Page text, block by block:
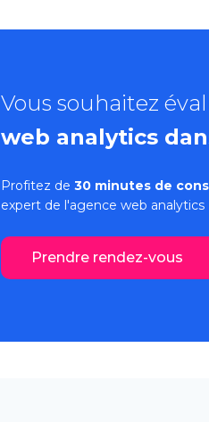
Vous souhaitez
web analytics
Profitez de 30 minutes de
expert de l'agence web analytics
Prendre rendez-vous